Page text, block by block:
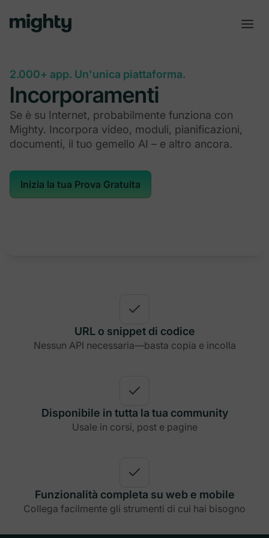
2.000+ app. Un'unica piattaforma.
Incorporamenti
Se è su Internet, probabilmente funziona con
Mighty. Incorpora video, moduli, pianificazioni,
documenti, il tuo gemello AI – e altro ancora.
Inizia la tua Prova Gratuita
URL o snippet di codice
Nessun API necessaria—basta copia e incolla
Disponibile in tutta la tua community
Usale in corsi, post e pagine
Funzionalità completa su web e mobile
Collega facilmente gli strumenti di cui hai bisogno